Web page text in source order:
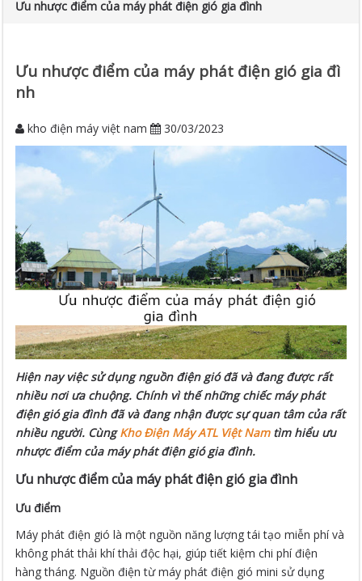
Ưu nhược điểm của máy phát điện gió gia đình
Ưu nhược điểm của máy phát điện gió gia đì
nh
kho điện máy việt nam 30/03/2023
Hiện nay việc sử dụng nguồn điện gió đã và đang được rất
nhiều nơi ưa chuộng. Chính vì thế những chiếc máy phát
điện gió gia đình đã và đang nhận được sự quan tâm của rất
nhiều người. CùngKho Điện Máy ATL Việt Nam tìm hiểu ưu
nhược điểm của máy phát điện gió gia đình.
Ưu nhược điểm của máy phát điện gió gia đình
Ưu điểm
Máy phát điện gió là một nguồn năng lượng tái tạo miễn phí và
không phát thải khí thải độc hại, giúp tiết kiệm chi phí điện
hàng tháng. Nguồn điện từ máy phát điện gió mini sử dụng